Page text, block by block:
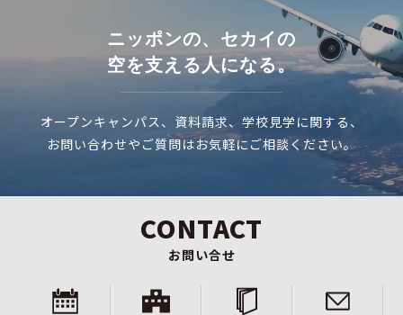
ニッポンの、セカイの
空を支える人になる。
オープンキャンパス、資料請求、学校見学に関する、
お問い合わせやご質問はお気軽にご相談ください。
CONTACT
お問い合せ